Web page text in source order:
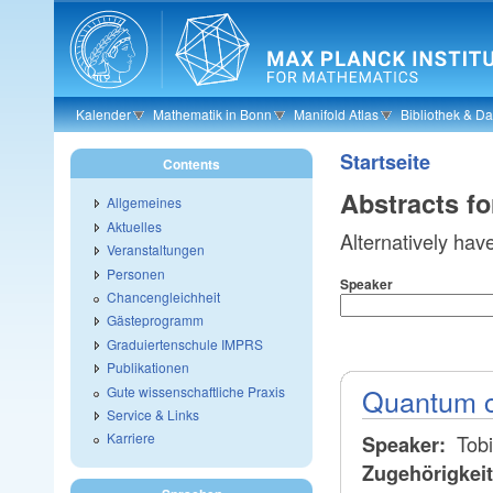
Skip to main content
Kalender Mathematik in Bonn Manifold Atlas Bibliothek &
Startseite
Abstracts
Alternatively
Speaker
Quantum
Speaker:
Contents
Allgemeines
Aktuelles
Veranstaltungen
Personen
Chancengleichheit
Gästeprogramm
Graduiertenschule IMPRS
Publikationen
Gute wissenschaftliche Praxis
Service & Links
Karriere